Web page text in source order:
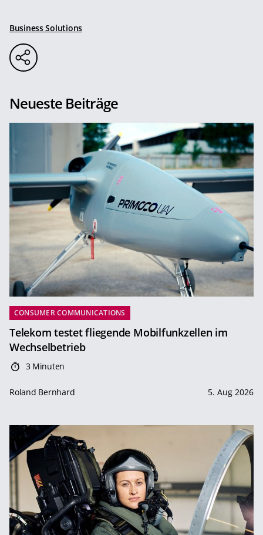
Business Solutions
Neueste Beiträge
CONSUMER COMMUNICATIONS
Telekom testet fliegende Mobilfunkzellen im
Wechselbetrieb
3 Minuten
Roland Bernhard 5. Aug 2026